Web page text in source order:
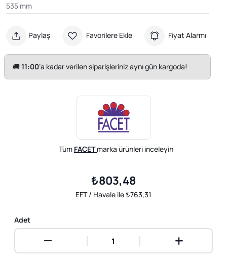
535 mm
Paylaş Favorilere Ekle Fiyat Alarmı
🚚11:00’a kadar verilen siparişleriniz aynı gün kargoda!
Tüm FACETmarka ürünleri inceleyin
₺803,48
EFT / Havale ile ₺763,31
Adet